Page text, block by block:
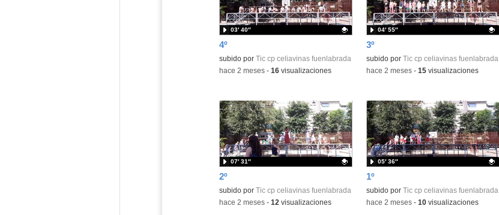
4º
Contenido educativo.
subido por Tic cp celiavinas fuenlabrada
03′ 40″
-hace 2 meses- 16visualizaciones
3º
Contenido educativo.
subido por Tic cp celiavinas fuenlabrada
04′ 55″
-hace 2 meses- 15visualizaciones
2º
Contenido educativo.
subido por Tic cp celiavinas fuenlabrada
07′ 31″
-hace 2 meses- 12 visualizaciones
1º
Contenido educativo.
subido por Tic cp celiavinas fuenlabrada
05′ 36″
-hace 2 meses- 10visualizaciones